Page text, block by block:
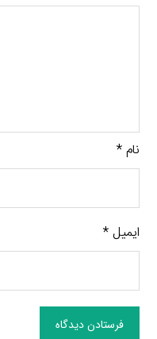
نام*
ایمیل*
فرستادن دیدگاه